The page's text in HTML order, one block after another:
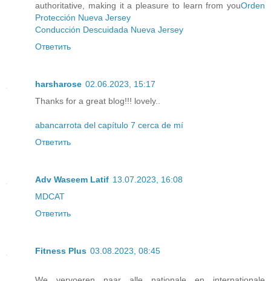
authoritative, making it a pleasure to learn from youOrden
Protección Nueva Jersey
Conducción Descuidada Nueva Jersey
Ответить
harsharose 02.06.2023, 15:17
Thanks for a great blog!!! lovely..
abancarrota del capítulo 7 cerca de mí
Ответить
Adv Waseem Latif 13.07.2023, 16:08
MDCAT
Ответить
Fitness Plus 03.08.2023, 08:45